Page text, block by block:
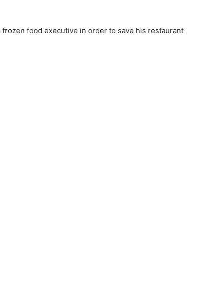
frozen food executive in order to save his restaurant